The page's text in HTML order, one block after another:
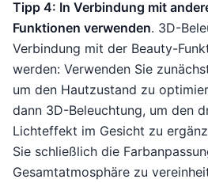
Tipp 4: In Verbindung mit
Funktionen verwenden. 3D-
Verbindung mit der Beauty-
werden: Verwenden Sie
um den Hautzustand zu
dann 3D-Beleuchtung, um den
Lichteffekt im Gesicht zu
Sie schließlich die
Gesamtatmosphäre zu